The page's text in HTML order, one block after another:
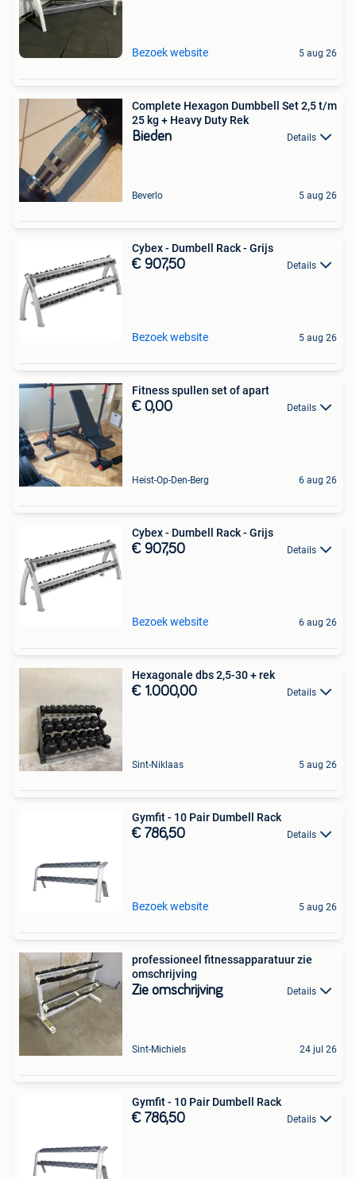
Bezoek website 5 aug 26
Complete Hexagon Dumbbell Set 2,5 t/m
25 kg + Heavy Duty Rek
Bieden Details
Beverlo 5 aug 26
Cybex - Dumbell Rack - Grijs
€ 907,50 Details
Bezoek website 5 aug 26
Fitness spullen set of apart
€ 0,00 Details
Heist-Op-Den-Berg 6 aug 26
Cybex - Dumbell Rack - Grijs
€ 907,50 Details
Bezoek website 6 aug 26
Hexagonale dbs 2,5-30 + rek
€ 1.000,00 Details
Sint-Niklaas 5 aug 26
Gymfit - 10 Pair Dumbell Rack
€ 786,50 Details
Bezoek website 5 aug 26
professioneel fitnessapparatuur zie
omschrijving
Zie omschrijving Details
Sint-Michiels 24 jul 26
Gymfit - 10 Pair Dumbell Rack
€ 786,50 Details